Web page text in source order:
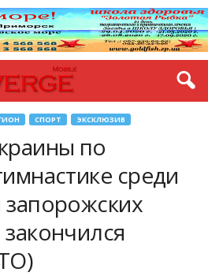
СПОРТ ЭКСКЛЮЗИВ
по
среди